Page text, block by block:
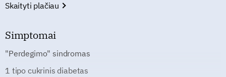
Skaityti plačiau
Simptomai
"Perdegimo" sindromas
1 tipo cukrinis diabetas